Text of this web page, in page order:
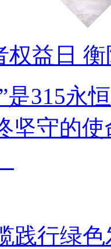
权益日
是315永
坚守的
践行绿